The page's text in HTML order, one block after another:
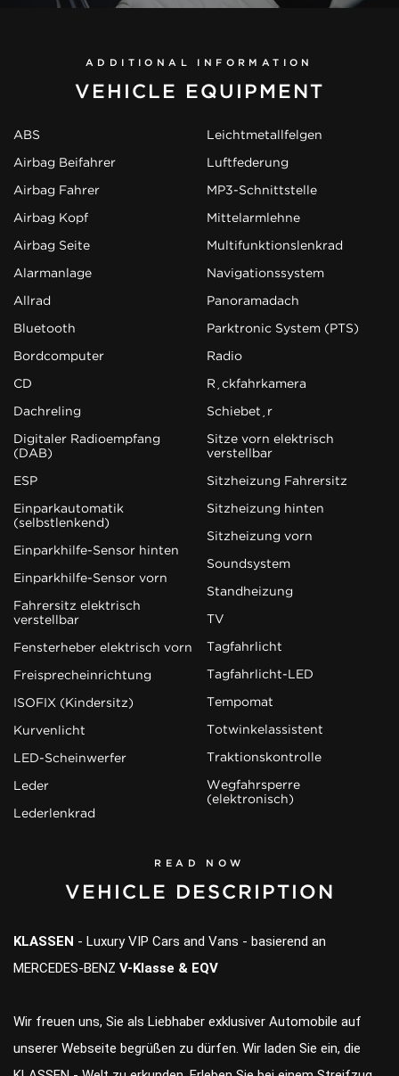
ADDITIONAL INFORMATION
VEHICLE EQUIPMENT
ABS
Airbag Beifahrer
Airbag Fahrer
Airbag Kopf
Airbag Seite
Alarmanlage
Allrad
Bluetooth
Bordcomputer
CD
Dachreling
Digitaler Radioempfang
(DAB)
ESP
Einparkautomatik
(selbstlenkend)
Einparkhilfe-Sensor hinten
Einparkhilfe-Sensor vorn
Fahrersitz elektrisch
verstellbar
Fensterheber elektrisch vorn
Freisprecheinrichtung
ISOFIX (Kindersitz)
Kurvenlicht
LED-Scheinwerfer
Leder
Lederlenkrad
Leichtmetallfelgen
Luftfederung
MP3-Schnittstelle
Mittelarmlehne
Multifunktionslenkrad
Navigationssystem
Panoramadach
Parktronic System (PTS)
Radio
Rückfahrkamera
Schiebetür
Sitze vorn elektrisch
verstellbar
Sitzheizung Fahrersitz
Sitzheizung hinten
Sitzheizung vorn
Soundsystem
Standheizung
TV
Tagfahrlicht
Tagfahrlicht-LED
Tempomat
Totwinkelassistent
Traktionskontrolle
Wegfahrsperre
(elektronisch)
READ NOW
VEHICLE DESCRIPTION
KLASSEN - Luxury VIP Cars and Vans - basierend an
MERCEDES-BENZ V-Klasse & EQV
Wir freuen uns, Sie als Liebhaber exklusiver Automobile auf
unserer Webseite begrüßen zu dürfen. Wir laden Sie ein, die